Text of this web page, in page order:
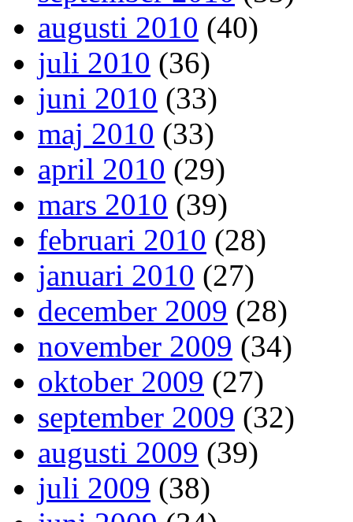
augusti 2010 (40)
juli 2010 (36)
juni 2010 (33)
maj 2010 (33)
april 2010 (29)
mars 2010 (39)
februari 2010 (28)
januari 2010 (27)
december 2009 (28)
november 2009 (34)
oktober 2009 (27)
september 2009 (32)
augusti 2009 (39)
juli 2009 (38)